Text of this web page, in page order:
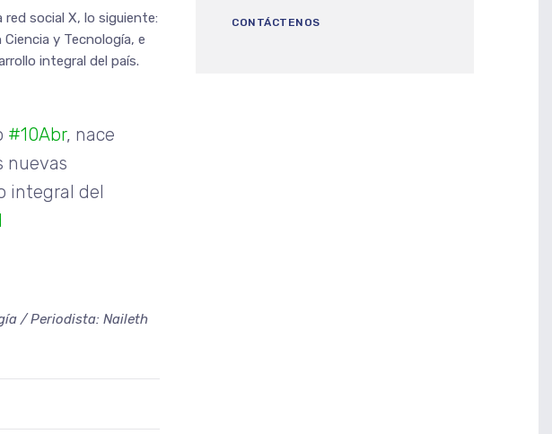
social X, lo siguiente:
Ciencia y Tecnología, e
integral del país.
#10Abr, nace
nuevas
integral del
/ Periodista: Naileth
CONTÁCTENOS